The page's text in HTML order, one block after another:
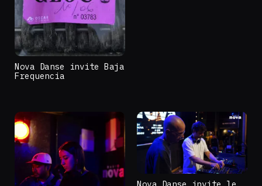
Nova Danse invite Baja
Frequencia